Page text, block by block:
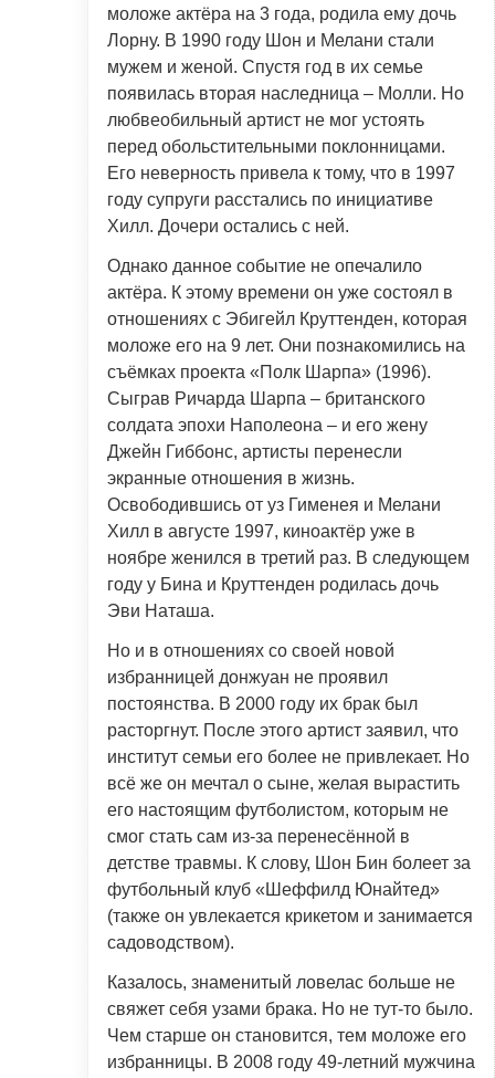
моложе актёра на 3 года, родила ему дочь
Лорну. В 1990 году Шон и Мелани стали
мужем и женой. Спустя год в их семье
появилась вторая наследница – Молли. Но
любвеобильный артист не мог устоять
перед обольстительными поклонницами.
Его неверность привела к тому, что в 1997
году супруги расстались по инициативе
Хилл. Дочери остались с ней.
Однако данное событие не опечалило
актёра. К этому времени он уже состоял в
отношениях с Эбигейл Круттенден, которая
моложе его на 9 лет. Они познакомились на
съёмках проекта «Полк Шарпа» (1996).
Сыграв Ричарда Шарпа – британского
солдата эпохи Наполеона – и его жену
Джейн Гиббонс, артисты перенесли
экранные отношения в жизнь.
Освободившись от уз Гименея и Мелани
Хилл в августе 1997, киноактёр уже в
ноябре женился в третий раз. В следующем
году у Бина и Круттенден родилась дочь
Эви Наташа.
Но и в отношениях со своей новой
избранницей донжуан не проявил
постоянства. В 2000 году их брак был
расторгнут. После этого артист заявил, что
институт семьи его более не привлекает. Но
всё же он мечтал о сыне, желая вырастить
его настоящим футболистом, которым не
смог стать сам из-за перенесённой в
детстве травмы. К слову, Шон Бин болеет за
футбольный клуб «Шеффилд Юнайтед»
(также он увлекается крикетом и занимается
садоводством).
Казалось, знаменитый ловелас больше не
свяжет себя узами брака. Но не тут-то было.
Чем старше он становится, тем моложе его
избранницы. В 2008 году 49-летний мужчина